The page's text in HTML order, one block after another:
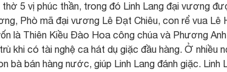
thờ 5 vị phúc thần, trong đó Linh Lang đại vương
Phò mã đại vương Lê Đạt Chiêu, con rể vua Lê
là Thiên Kiều Đào Hoa công chúa và Phương
khi có tài nghệ ca hát dụ giặc đầu hàng. Ở nhiều
bà bán hàng nước, giúp Linh Lang đánh giặc. Linh